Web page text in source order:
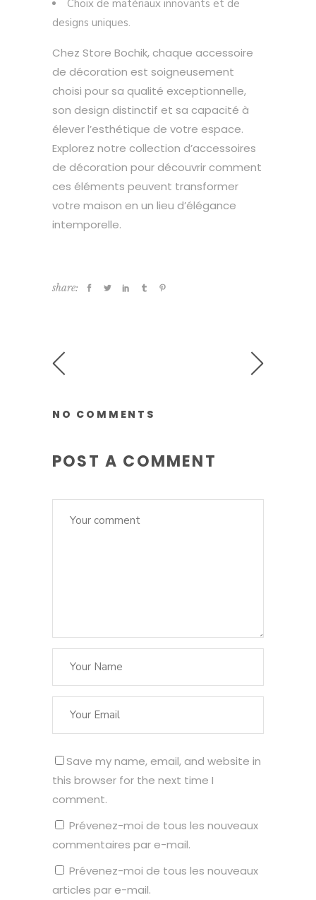
Choix de matériaux innovants et de
designs uniques.
Chez Store Bochik, chaque accessoire
de décoration est soigneusement
choisi pour sa qualité exceptionnelle,
son design distinctif et sa capacité à
élever l’esthétique de votre espace.
Explorez notre collection d’accessoires
de décoration pour découvrir comment
ces éléments peuvent transformer
votre maison en un lieu d’élégance
intemporelle.
share:
NO COMMENTS
POST A COMMENT
Save my name, email, and website in
this browser for the next time I
comment.
Prévenez-moi de tous les nouveaux
commentaires par e-mail.
Prévenez-moi de tous les nouveaux
articles par e-mail.